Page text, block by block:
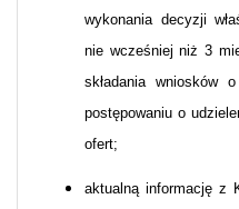
wykonania decyzji
nie wcześniej niż 3
składania wniosków
postępowaniu o
ofert;
aktualną informację z